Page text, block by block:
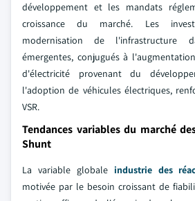
développement et les mandats
croissance du marché. Les
modernisation de l'infrastructure
émergentes, conjugués à
d'électricité provenant du
l'adoption de véhicules électriques,
VSR.
Tendances variables du marché
Shunt
La variable globale industrie des
motivée par le besoin croissant de